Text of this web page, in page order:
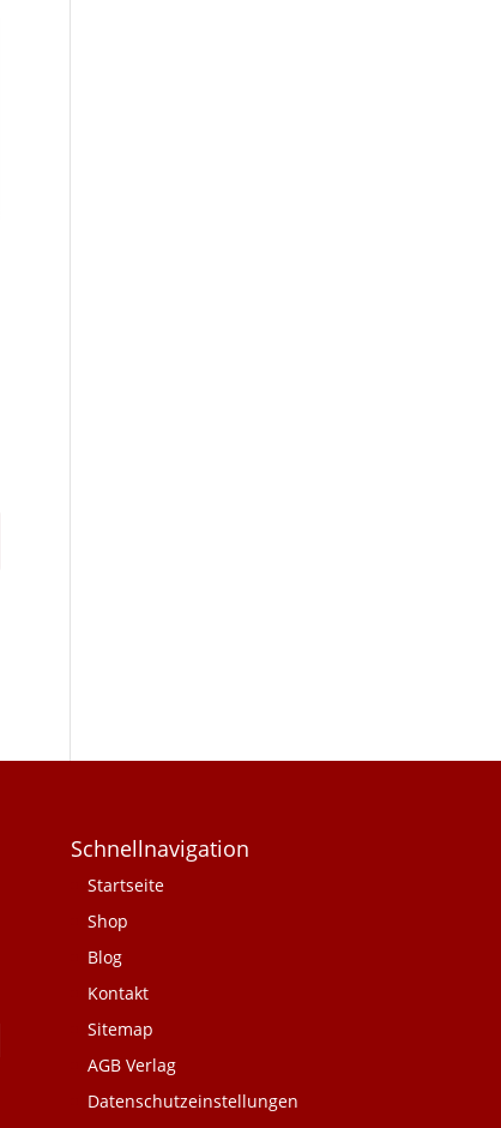
Schnellnavigation
Startseite
Shop
Blog
Kontakt
Sitemap
AGB Verlag
Datenschutzeinstellungen